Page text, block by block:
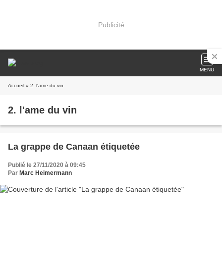
Publicité
MENU
Accueil » 2. l'ame du vin
2. l'ame du vin
La grappe de Canaan étiquetée
Publié le 27/11/2020 à 09:45
Par Marc Heimermann